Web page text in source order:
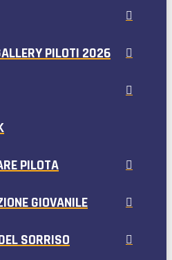
PILOTI 2026
PILOTA
GIOVANILE
SORRISO